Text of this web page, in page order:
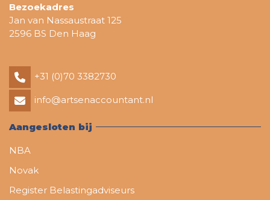
Bezoekadres
Jan van Nassaustraat 125
2596 BS Den Haag
+31 (0)70 3382730
info@artsenaccountant.nl
Aangesloten bij
NBA
Novak
Register Belastingadviseurs